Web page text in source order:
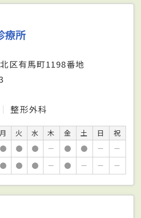
療所
区有馬町1198番地
整形外科
月 火 水 木 金 土 日
祝
● ● ● － ● ● －
－
● ● ● － ● － － －